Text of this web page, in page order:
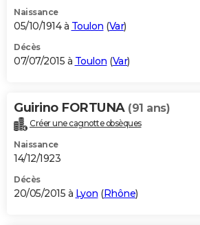
Naissance
05/10/1914 à Toulon (Var)
Décès
07/07/2015 à Toulon (Var)
Guirino FORTUNA (91 ans)
Créer une cagnotte obsèques
Naissance
14/12/1923
Décès
20/05/2015 à Lyon (Rhône)